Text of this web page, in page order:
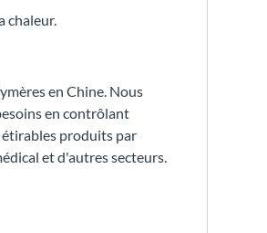
chaleur.
en Chine. Nous
en contrôlant
étirables produits par
et d'autres secteurs.